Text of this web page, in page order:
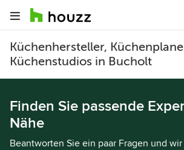
Küchenhersteller,
Küchenstudios in Bucholt
Finden Sie passende
Nähe
Beantworten Sie ein paar Fragen und